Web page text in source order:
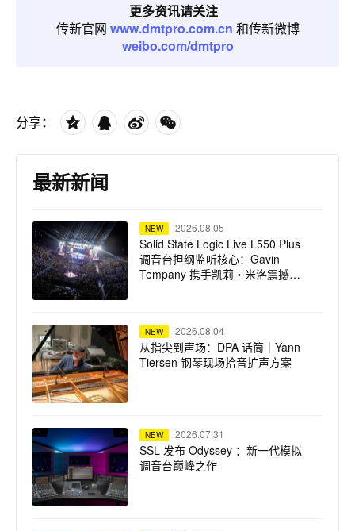
更多资讯请关注
传新官网 www.dmtpro.com.cn 和传新微博
weibo.com/dmtpro
分享：
最新新闻
NEW 2026.08.05
Solid State Logic Live L550 Plus
调音台担纲监听核心：Gavin
Tempany 携手凯莉・米洛震撼巡
NEW 2026.08.04
从指尖到声场：DPA 话筒｜Yann
Tiersen 钢琴现场拾音扩声方案
NEW 2026.07.31
SSL 发布 Odyssey ：新一代模拟
调音台巅峰之作